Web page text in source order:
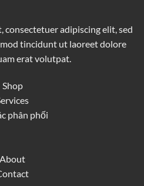
consectetuer adipiscing elit, sed
tincidunt ut laoreet dolore
erat volutpat.
Shop
phân phối
About